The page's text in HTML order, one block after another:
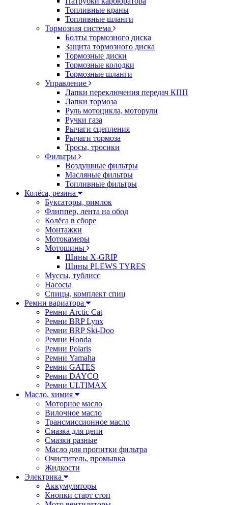
Топливные краны
Топливные шланги
Тормозная система
Болты тормозного диска
Защита тормозного диска
Тормозные диски
Тормозные колодки
Тормозные шланги
Управление
Лапки переключения передач КПП
Лапки тормоза
Руль мотоцикла, моторули
Ручки газа
Рычаги сцепления
Рычаги тормоза
Тросы, тросики
Фильтры
Воздушные фильтры
Масляные фильтры
Топливные фильтры
Колёса, резина
Буксаторы, римлок
Флиппер, лента на обод
Колёса в сборе
Монтажки
Мотокамеры
Мотошины
Шины X-GRIP
Шины PLEWS TYRES
Муссы, тублисс
Насосы
Спицы, комплект спиц
Ремни вариатора
Ремни Arctic Cat
Ремни BRP Lynx
Ремни BRP Ski-Doo
Ремни Honda
Ремни Polaris
Ремни Yamaha
Ремни GATES
Ремни DAYCO
Ремни ULTIMAX
Масло, химия
Моторное масло
Вилочное масло
Трансмиссионное масло
Смазка для цепи
Смазки разные
Масло для пропитки фильтра
Очиститель, промывка
Жидкости
Электрика
Аккумуляторы
Кнопки старт стоп